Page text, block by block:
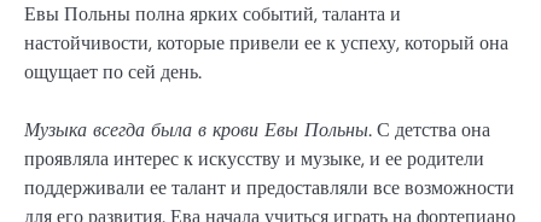
Евы Польны полна ярких событий, таланта и
настойчивости, которые привели ее к успеху, который она
ощущает по сей день.
Музыка всегда была в крови Евы Польны. С детства она
проявляла интерес к искусству и музыке, и ее родители
поддерживали ее талант и предоставляли все возможности